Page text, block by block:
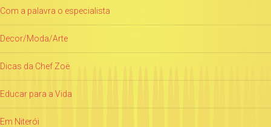
Com a palavra o especialista
Decor/Moda/Arte
Dicas da Chef Zoë
Educar para a Vida
Em Niterói